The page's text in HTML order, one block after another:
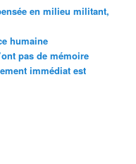
en milieu militant,
humaine
pas de mémoire
immédiat est